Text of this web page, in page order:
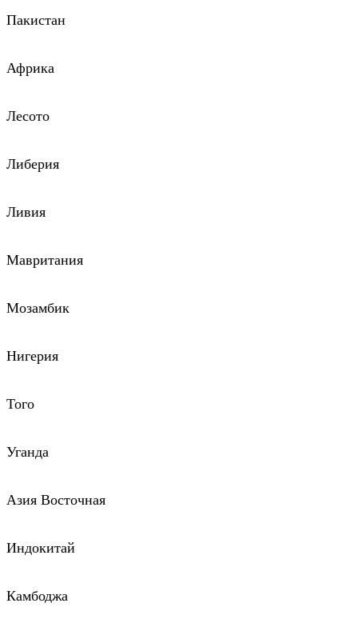
Пакистан
Африка
Лесото
Либерия
Ливия
Мавритания
Мозамбик
Нигерия
Того
Уганда
Азия Восточная
Индокитай
Камбоджа